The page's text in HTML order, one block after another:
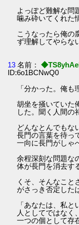
よっぽど難解な問
噛み砕いてくれた
こうなったら俺の
ず理解してやらな
13 名前：
ID:6o1BCNwQ0
「分かった。俺も
胡坐を掻いていた
した。聞く人間の
どんなとんでもな
長門の言葉を待っ
一向に長門がしゃ
余程深刻な問題な
体が長門を消去す
くそ、そんなこと
がさっき否定した
「あなたは、私
人としてではなく、
一つの個として存